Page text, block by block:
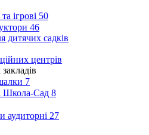
ігрові 50
46
дитячих садків
центрів
7
Школа-Сад 8
аудиторні 27